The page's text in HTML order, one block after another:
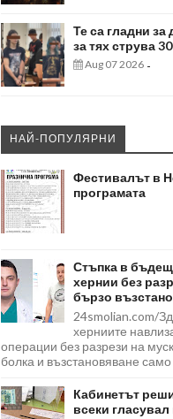
Те са гладни
за тях струва
Aug 07 2026 -
НАЙ-ПОПУЛЯРНИ
Фестивалът в
програмата
Стъпка в
хернии без
бързо
24smolian.com/
херниите
операции без разрези на
болка и възстановяване само
Кабинетът
всеки гласувал